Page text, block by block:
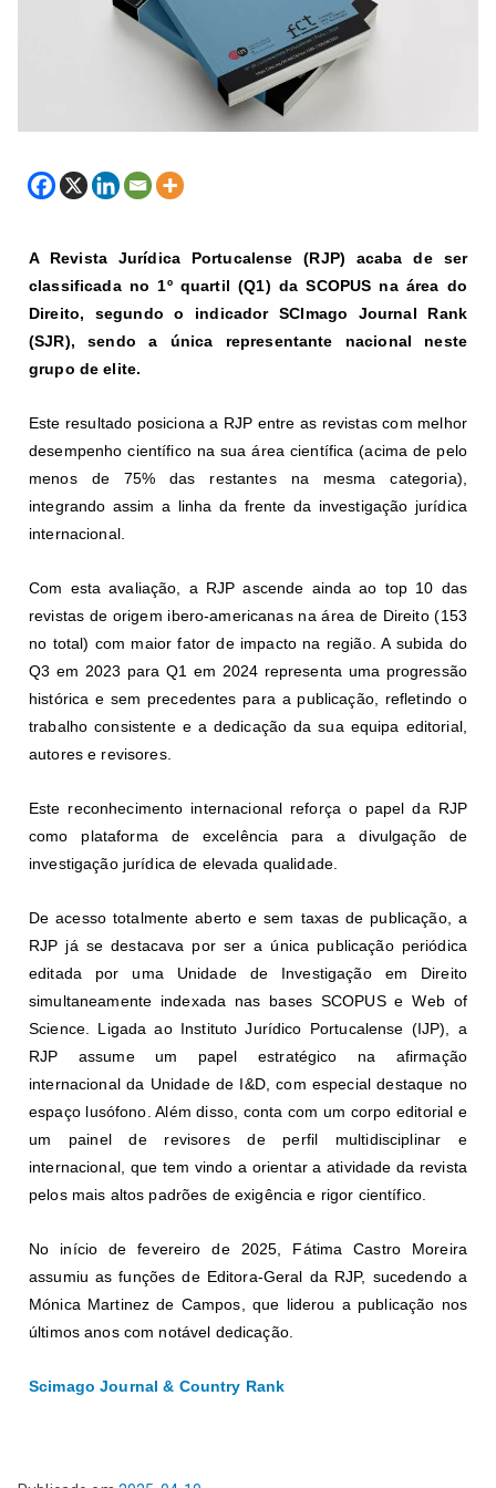
A Revista Jurídica Portucalense (RJP) acaba de ser
classificada no 1º quartil (Q1) da SCOPUS na área do
Direito, segundo o indicador SCImago Journal Rank
(SJR), sendo a única representante nacional neste
grupo de elite.
Este resultado posiciona a RJP entre as revistas com melhor
desempenho científico na sua área científica (acima de pelo
menos de 75% das restantes na mesma categoria),
integrando assim a linha da frente da investigação jurídica
internacional.
Com esta avaliação, a RJP ascende ainda ao top 10 das
revistas de origem ibero-americanas na área de Direito (153
no total) com maior fator de impacto na região. A subida do
Q3 em 2023 para Q1 em 2024 representa uma progressão
histórica e sem precedentes para a publicação, refletindo o
trabalho consistente e a dedicação da sua equipa editorial,
autores e revisores.
Este reconhecimento internacional reforça o papel da RJP
como plataforma de excelência para a divulgação de
investigação jurídica de elevada qualidade.
De acesso totalmente aberto e sem taxas de publicação, a
RJP já se destacava por ser a única publicação periódica
editada por uma Unidade de Investigação em Direito
simultaneamente indexada nas bases SCOPUS e Web of
Science. Ligada ao Instituto Jurídico Portucalense (IJP), a
RJP assume um papel estratégico na afirmação
internacional da Unidade de I&D, com especial destaque no
espaço lusófono. Além disso, conta com um corpo editorial e
um painel de revisores de perfil multidisciplinar e
internacional, que tem vindo a orientar a atividade da revista
pelos mais altos padrões de exigência e rigor científico.
No início de fevereiro de 2025, Fátima Castro Moreira
assumiu as funções de Editora-Geral da RJP, sucedendo a
Mónica Martinez de Campos, que liderou a publicação nos
últimos anos com notável dedicação.
Scimago Journal & Country Rank